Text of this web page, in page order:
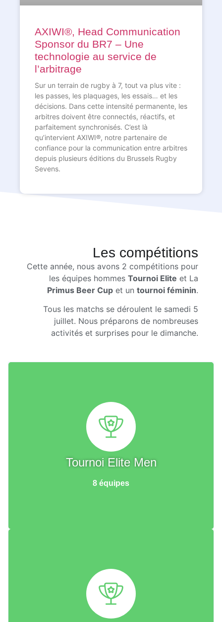
AXIWI®, Head Communication
Sponsor du BR7 – Une
technologie au service de
l’arbitrage
Sur un terrain de rugby à 7, tout va plus vite :
les passes, les plaquages, les essais… et les
décisions. Dans cette intensité permanente, les
arbitres doivent être connectés, réactifs, et
parfaitement synchronisés. C’est là
qu’intervient AXIWI®, notre partenaire de
confiance pour la communication entre arbitres
depuis plusieurs éditions du Brussels Rugby
Sevens.
Les compétitions
Cette année, nous avons 2 compétitions pour
les équipes hommes Tournoi Elite et La
Primus Beer Cup et un tournoi féminin.
Tous les matchs se déroulent le samedi 5
juillet. Nous préparons de nombreuses
activités et surprises pour le dimanche.
Tournoi Elite Men
8 équipes